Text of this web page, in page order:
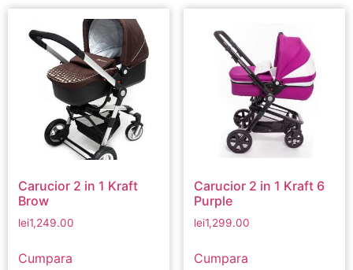
Carucior 2 in 1 Kraft
Brow
lei1,249.00
Cumpara
Carucior 2 in 1 Kraft 6
Purple
lei1,299.00
Cumpara